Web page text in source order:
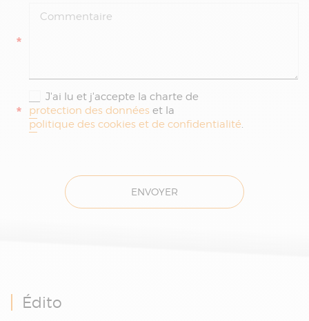
*
*
J'ai lu et j'accepte la charte de
protection des données et la
politique des cookies et de confidentialité.
ENVOYER
Édito